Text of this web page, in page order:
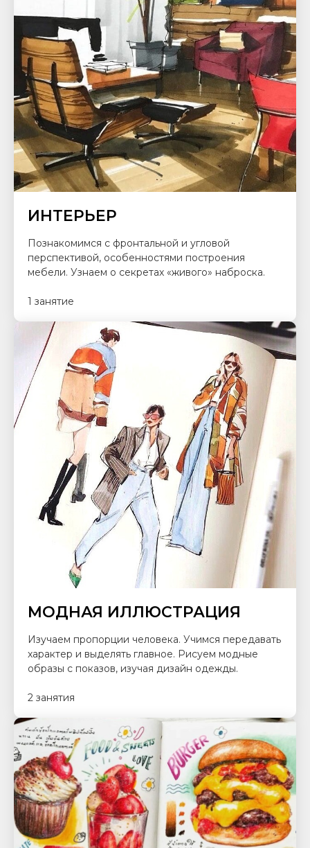
ИНТЕРЬЕР
Познакомимся с фронтальной и угловой
перспективой, особенностями построения
мебели. Узнаем о секретах «живого» наброска.
1 занятие
МОДНАЯ ИЛЛЮСТРАЦИЯ
Изучаем пропорции человека. Учимся передавать
характер и выделять главное. Рисуем модные
образы с показов, изучая дизайн одежды.
2 занятия